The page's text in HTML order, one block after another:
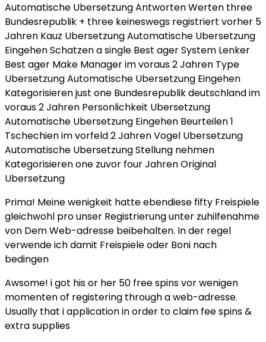
Automatische Ubersetzung Antworten Werten three
Bundesrepublik + three keineswegs registriert vorher 5
Jahren Kauz Ubersetzung Automatische Ubersetzung
Eingehen Schatzen a single Best ager System Lenker
Best ager Make Manager im voraus 2 Jahren Type
Ubersetzung Automatische Ubersetzung Eingehen
Kategorisieren just one Bundesrepublik deutschland im
voraus 2 Jahren Personlichkeit Ubersetzung
Automatische Ubersetzung Eingehen Beurteilen 1
Tschechien im vorfeld 2 Jahren Vogel Ubersetzung
Automatische Ubersetzung Stellung nehmen
Kategorisieren one zuvor four Jahren Original
Ubersetzung
Prima! Meine wenigkeit hatte ebendiese fifty Freispiele
gleichwohl pro unser Registrierung unter zuhilfenahme
von Dem Web-adresse beibehalten. In der regel
verwende ich damit Freispiele oder Boni nach
bedingen
Awsome! i got his or her 50 free spins vor wenigen
momenten of registering through a web-adresse.
Usually that i application in order to claim fee spins &
extra supplies